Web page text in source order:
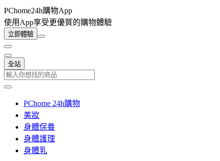
PChome24h購物App
使用App享受更優質的購物體驗
立即體驗
全站
PChome 24h購物
美妝
身體保養
身體護理
身體乳